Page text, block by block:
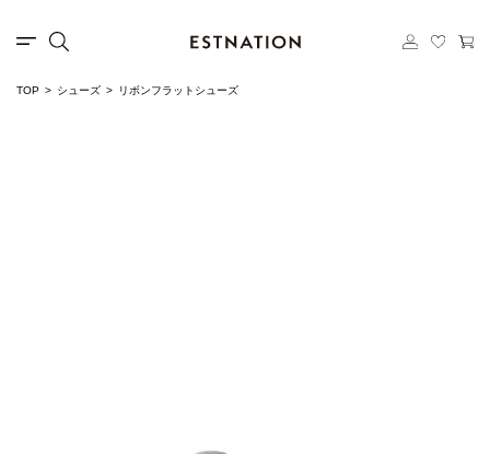
TOP シューズ リボンフラットシューズ